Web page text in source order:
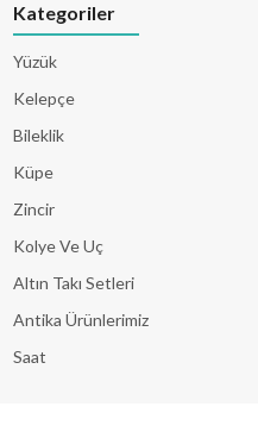
Kategoriler
Yüzük
Kelepçe
Bileklik
Küpe
Zincir
Kolye Ve Uç
Altın Takı Setleri
Antika Ürünlerimiz
Saat